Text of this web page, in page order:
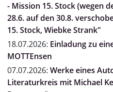
- Mission 15. Stock (wegen
28.6. auf den 30.8.
15. Stock, Wiebke Strank"
18.07.2026: Einladung zu
MOTTEnsen
07.07.2026: Werke eines
Literaturkreis mit Michael